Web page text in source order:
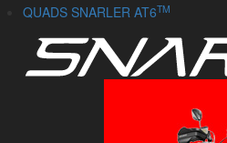
QUADS SNARLER AT6TM